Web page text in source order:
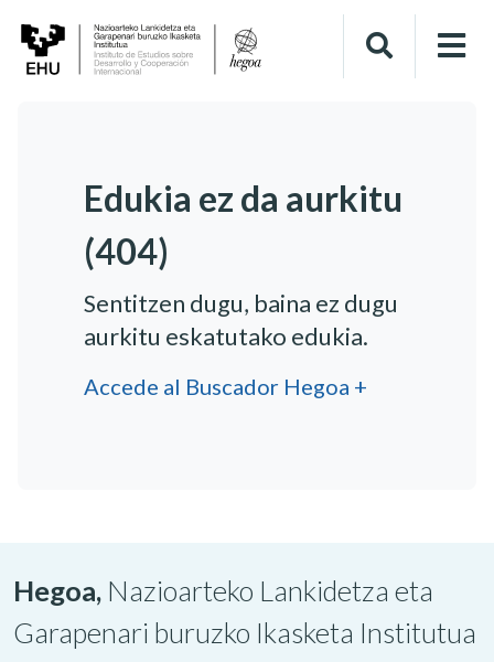
Edukia ez da aurkitu
(404)
Sentitzen dugu, baina ez dugu
aurkitu eskatutako edukia.
Accede al Buscador Hegoa +
Hegoa, Nazioarteko Lankidetza eta
Garapenari buruzko Ikasketa Institutua